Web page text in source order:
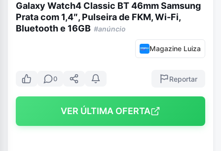
Galaxy Watch4 Classic BT 46mm Samsung
Prata com 1,4″, Pulseira de FKM, Wi-Fi,
Bluetooth e 16GB #anúncio
Magazine Luiza
0 Reportar
VER ÚLTIMA OFERTA